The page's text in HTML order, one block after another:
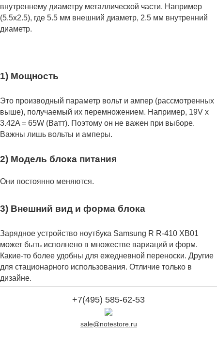
внутреннему диаметру металлической части. Например
(5.5x2.5), где 5.5 мм внешний диаметр, 2.5 мм внутренний
диаметр.
1) Мощность
Это производный параметр вольт и ампер (рассмотренных
выше), получаемый их перемножением. Например, 19V x
3.42A = 65W (Ватт). Поэтому он не важен при выборе.
Важны лишь вольты и амперы.
2) Модель блока питания
Они постоянно меняются.
3) Внешний вид и форма блока
Зарядное устройство ноутбука Samsung R R-410 XB01
может быть исполнено в множестве вариаций и форм.
Какие-то более удобны для ежедневной переноски. Другие
для стационарного использования. Отличие только в
дизайне.
+7(495) 585-62-53
sale@notestore.ru